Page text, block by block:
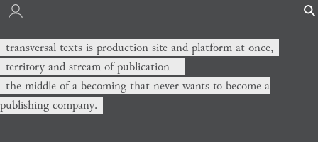
transversal texts is production site and platform at once,
territory and stream of publication −
the middle of a becoming that never wants to become a
publishing company.